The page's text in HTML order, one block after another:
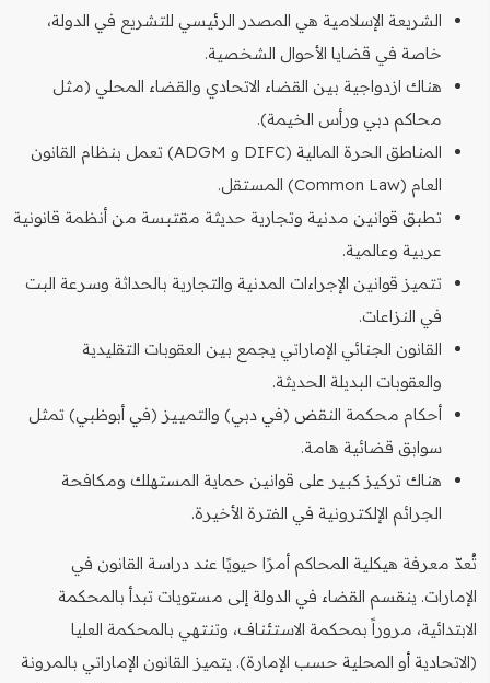
الشريعة الإسلامية هي المصدر الرئيسي للتشريع في الدولة،
خاصة في قضايا الأحوال الشخصية.
هناك ازدواجية بين القضاء الاتحادي والقضاء المحلي (مثل
محاكم دبي ورأس الخيمة).
المناطق الحرة المالية (DIFC و ADGM) تعمل بنظام القانون
العام (Common Law) المستقل.
تطبق قوانين مدنية وتجارية حديثة مقتبسة من أنظمة قانونية
عربية وعالمية.
تتميز قوانين الإجراءات المدنية والتجارية بالحداثة وسرعة البت
في النزاعات.
القانون الجنائي الإماراتي يجمع بين العقوبات التقليدية
والعقوبات البديلة الحديثة.
أحكام محكمة النقض (في دبي) والتمييز (في أبوظبي) تمثل
سوابق قضائية هامة.
هناك تركيز كبير على قوانين حماية المستهلك ومكافحة
الجرائم الإلكترونية في الفترة الأخيرة.
تُعدّ معرفة هيكلية المحاكم أمرًا حيويًا عند دراسة القانون في
الإمارات. ينقسم القضاء في الدولة إلى مستويات تبدأ بالمحكمة
الابتدائية، مروراً بمحكمة الاستئناف، وتنتهي بالمحكمة العليا
(الاتحادية أو المحلية حسب الإمارة). يتميز القانون الإماراتي بالمرونة